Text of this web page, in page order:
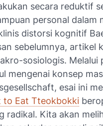
secara reduktif
personal dalam
distorsi kognitif
sebelumnya, artikel
sosiologis. Melalui
mengenai konsep
, esai ini
to Eat Tteokbokki
radikal. Kita akan